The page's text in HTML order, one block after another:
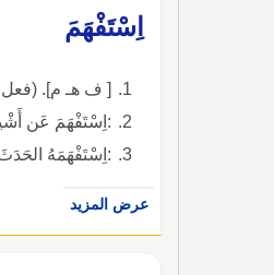
اِسْتَفْهَمَ
[ ف هـ م].
:اِسْتَفْهَمَ عَن
:اِسْتَفْهَمَهُ
عرض المزيد